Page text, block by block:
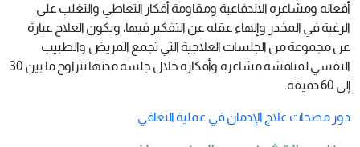
أفعاله ومشاعره الاندفاعية ومقاومة أفكار التعاطي والتغلب على
الرغبة في المخدر وإلهاء عقله عن التفكير فيها، ويكون العلاج عبارة
عن مجموعة من الجلسات العلاجية التي تجمع المريض والطبيب
النفسي لمناقشة مشاعره وأفكاره خلال جلسة مدتها تتراوح ما بين 30
إلى 60 دقيقة.
دور مصحات علاج الإدمان في عملية التعافي